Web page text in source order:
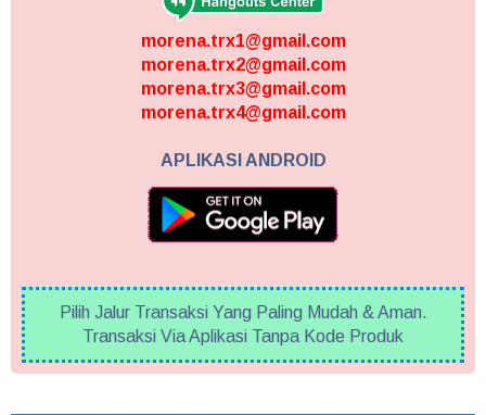
morena.trx1@gmail.com
morena.trx2@gmail.com
morena.trx3@gmail.com
morena.trx4@gmail.com
APLIKASI ANDROID
Pilih Jalur Transaksi Yang Paling Mudah & Aman.
Transaksi Via Aplikasi Tanpa Kode Produk